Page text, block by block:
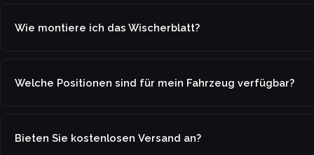
Wie montiere ich das Wischerblatt?
Welche Positionen sind für mein Fahrzeug verfügbar?
Bieten Sie kostenlosen Versand an?